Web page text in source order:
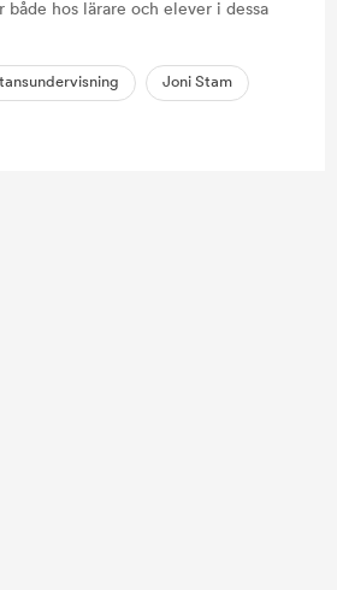
både hos lärare och elever i dessa
Joni Stam